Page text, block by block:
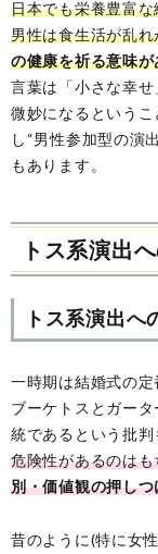
日本でも栄養豊富
男性は食生活が乱
の健康を祈る意味
言葉は「小さな幸
微妙になるという
し“男性参加型の演
もあります。
トス系演出
トス系演出へ
一時期は結婚式の
ブーケトスとガー
統であるという批判
危険性があるのは
別・価値観の押し
昔のように(特に女